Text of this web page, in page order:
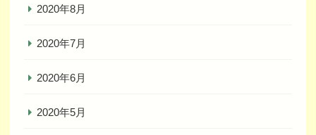
2020年8月
2020年7月
2020年6月
2020年5月